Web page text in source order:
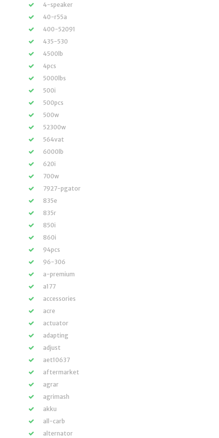
4-speaker
40-r55a
400-52091
435-530
4500lb
4pcs
5000lbs
500i
500pcs
500w
52300w
564vat
6000lb
620i
700w
7927-pgator
835e
835r
850i
860i
94pcs
96-306
a-premium
a177
accessories
acre
actuator
adapting
adjust
aet10637
aftermarket
agrar
agrimash
akku
all-carb
alternator